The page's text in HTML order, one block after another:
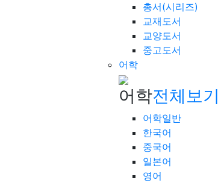
총서(시리즈)
교재도서
교양도서
중고도서
어학
어학전체보
어학일반
한국어
중국어
일본어
영어